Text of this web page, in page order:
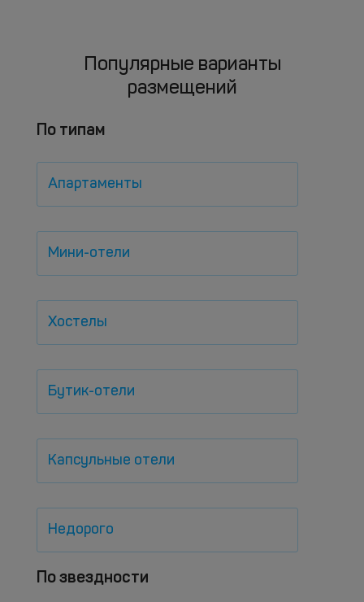
Популярные варианты
размещений
По типам
Апартаменты
Мини-отели
Хостелы
Бутик-отели
Капсульные отели
Недорого
По звездности